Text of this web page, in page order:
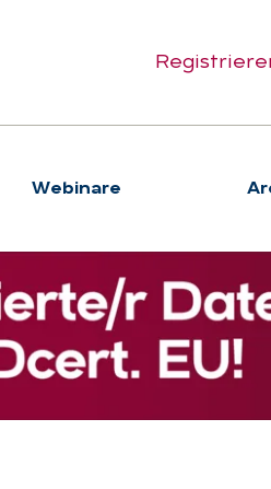
We­bi­na­re